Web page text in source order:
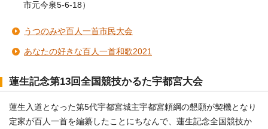
市元今泉5-6-18）
うつのみや百人一首市民大会
あなたの好きな百人一首和歌2021
蓮生記念第13回全国競技かるた宇都宮大会
蓮生入道となった第5代宇都宮城主宇都宮頼綱の懇願が契機となり
定家が百人一首を編纂したことにちなんで、蓮生記念全国競技か